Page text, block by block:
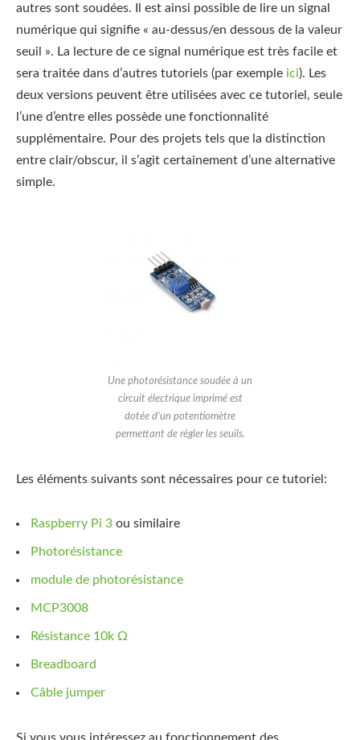
autres sont soudées. Il est ainsi possible de lire un signal
numérique qui signifie « au-dessus/en dessous de la valeur
seuil ». La lecture de ce signal numérique est très facile et
sera traitée dans d’autres tutoriels (par exemple ici). Les
deux versions peuvent être utilisées avec ce tutoriel, seule
l’une d’entre elles possède une fonctionnalité
supplémentaire. Pour des projets tels que la distinction
entre clair/obscur, il s’agit certainement d’une alternative
simple.
Une photorésistance soudée à un
circuit électrique imprimé est
dotée d’un potentiomètre
permettant de régler les seuils.
Les éléments suivants sont nécessaires pour ce tutoriel:
Raspberry Pi 3 ou similaire
Photorésistance
module de photorésistance
MCP3008
Résistance 10k Ω
Breadboard
Câble jumper
Si vous vous intéressez au fonctionnement des